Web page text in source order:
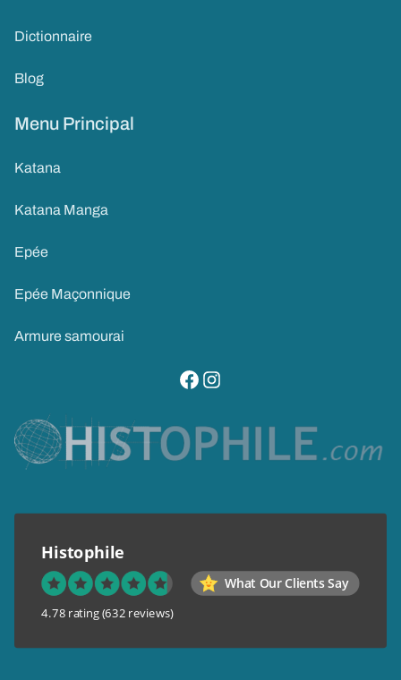
Dictionnaire
Blog
Menu Principal
Katana
Katana Manga
Epée
Epée Maçonnique
Armure samourai
visitez notre page facebook
suivez notre compte instagram
Histophile
What Our Clients Say
4.78 rating (632 reviews)